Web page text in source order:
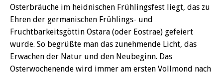
Osterbräuche im heidnischen Frühlingsfest liegt, das zu
Ehren der germanischen Frühlings- und
Fruchtbarkeitsgöttin Ostara (oder Eostrae) gefeiert
wurde. So begrüßte man das zunehmende Licht, das
Erwachen der Natur und den Neubeginn. Das
Osterwochenende wird immer am ersten Vollmond nach